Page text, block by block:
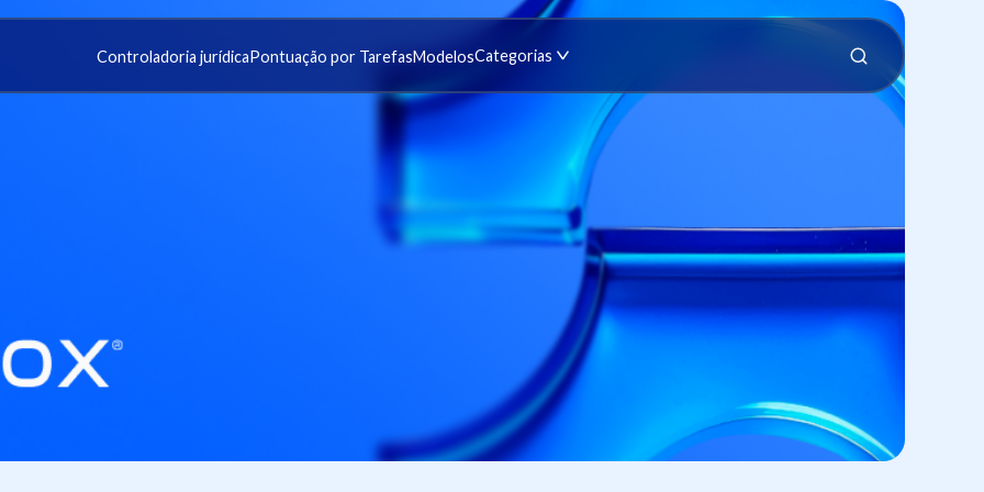
Controladoria jurídicaPontuação por TarefasModelosCategorias